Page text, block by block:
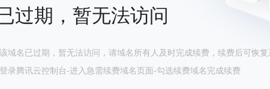
过期，暂无法访问
域名已过期，暂无法访问，请域名所有人及时完成续费，续费后可恢复
录腾讯云控制台-进入急需续费域名页面-勾选续费域名完成续费